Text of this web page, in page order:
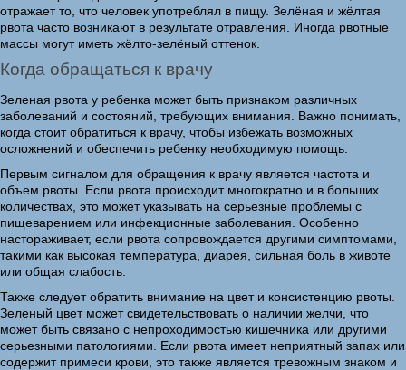
отражает то, что человек употреблял в пищу. Зелёная и жёлтая
рвота часто возникают в результате отравления. Иногда рвотные
массы могут иметь жёлто-зелёный оттенок.
Когда обращаться к врачу
Зеленая рвота у ребенка может быть признаком различных
заболеваний и состояний, требующих внимания. Важно понимать,
когда стоит обратиться к врачу, чтобы избежать возможных
осложнений и обеспечить ребенку необходимую помощь.
Первым сигналом для обращения к врачу является частота и
объем рвоты. Если рвота происходит многократно и в больших
количествах, это может указывать на серьезные проблемы с
пищеварением или инфекционные заболевания. Особенно
настораживает, если рвота сопровождается другими симптомами,
такими как высокая температура, диарея, сильная боль в животе
или общая слабость.
Также следует обратить внимание на цвет и консистенцию рвоты.
Зеленый цвет может свидетельствовать о наличии желчи, что
может быть связано с непроходимостью кишечника или другими
серьезными патологиями. Если рвота имеет неприятный запах или
содержит примеси крови, это также является тревожным знаком и